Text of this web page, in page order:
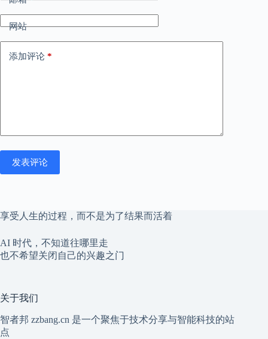
网站
添加评论 *
发表评论
享受人生的过程，而不是为了结果而活着
AI 时代，不知道往哪里走
也不希望关闭自己的兴趣之门
关于我们
智者邦 zzbang.cn 是一个聚焦于技术分享与智能科技的站
点